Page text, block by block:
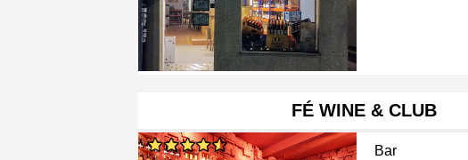
FÉ WINE & CLUB
Bar